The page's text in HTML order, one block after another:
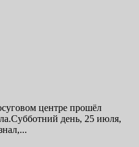
центре прошёл
день, 25 июля,